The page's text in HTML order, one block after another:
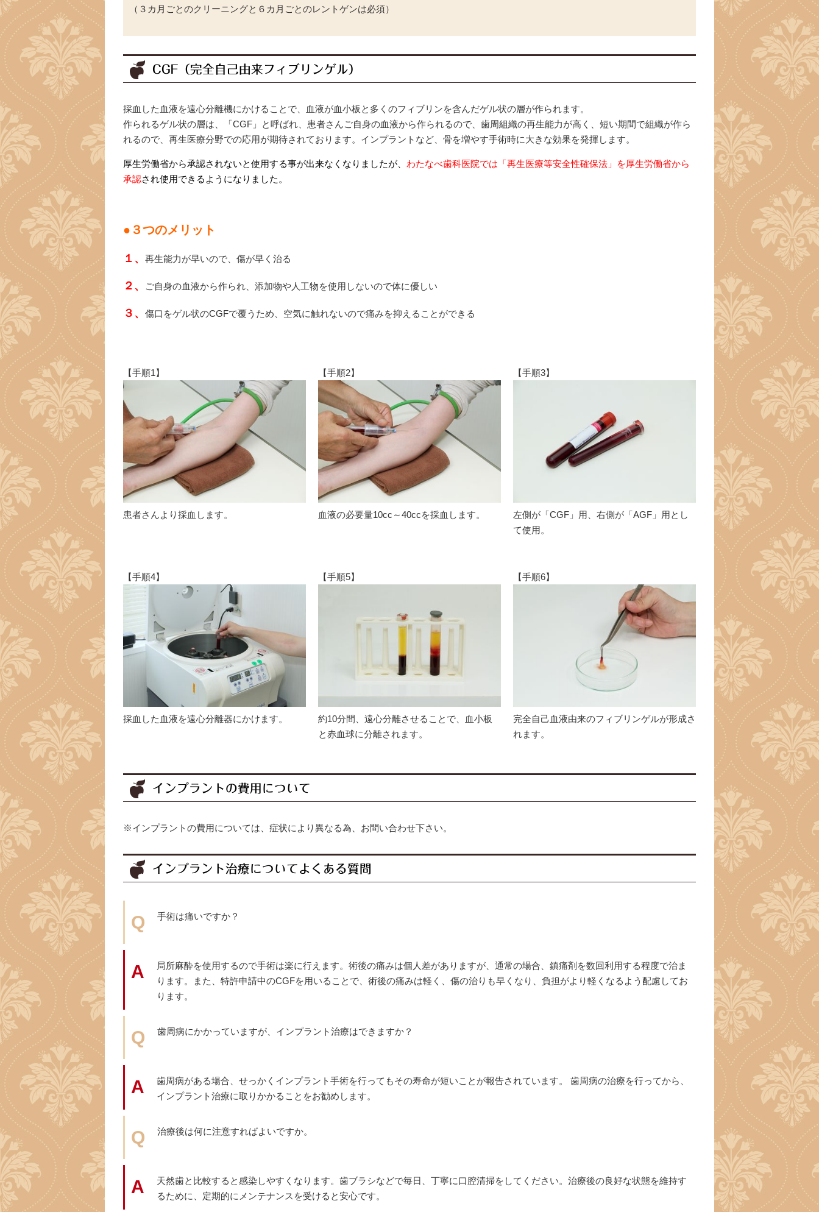
（３カ月ごとのクリーニングと６カ月ごとのレントゲンは必須）
CGF（完全自己由来フィブリンゲル）
採血した血液を遠心分離機にかけることで、血液が血小板と多くのフィブリンを含んだゲル状の層が作られます。
作られるゲル状の層は、「CGF」と呼ばれ、患者さんご自身の血液から作られるので、歯周組織の再生能力が高く、短い期間で組織が作ら
れるので、再生医療分野での応用が期待されております。インプラントなど、骨を増やす手術時に大きな効果を発揮します。
厚生労働省から承認されないと使用する事が出来なくなりましたが、 わたなべ歯科医院では「再生医療等安全性確保法」を厚生労働省から
承認され使用できるようになりました。
●３つのメリット
１、 再生能力が早いので、傷が早く治る
２、 ご自身の血液から作られ、添加物や人工物を使用しないので体に優しい
３、 傷口をゲル状のCGFで覆うため、空気に触れないので痛みを抑えることができる
【手順1】
患者さんより採血します。
【手順2】
血液の必要量10cc～40ccを採血します。
【手順3】
左側が「CGF」用、右側が「AGF」用とし
て使用。
【手順4】
採血した血液を遠心分離器にかけます。
【手順5】
約10分間、遠心分離させることで、血小板
と赤血球に分離されます。
【手順6】
完全自己血液由来のフィブリンゲルが形成さ
れます。
インプラントの費用について
※インプラントの費用については、症状により異なる為、お問い合わせ下さい。
インプラント治療についてよくある質問
Q 手術は痛いですか？
A
局所麻酔を使用するので手術は楽に行えます。術後の痛みは個人差がありますが、通常の場合、鎮痛剤を数回利用する程度で治ま
ります。また、特許申請中のCGFを用いることで、術後の痛みは軽く、傷の治りも早くなり、負担がより軽くなるよう配慮してお
ります。
Q 歯周病にかかっていますが、インプラント治療はできますか？
A
歯周病がある場合、せっかくインプラント手術を行ってもその寿命が短いことが報告されています。 歯周病の治療を行ってから、
インプラント治療に取りかかることをお勧めします。
Q 治療後は何に注意すればよいですか。
A
天然歯と比較すると感染しやすくなります。歯ブラシなどで毎日、丁寧に口腔清掃をしてください。治療後の良好な状態を維持す
るために、定期的にメンテナンスを受けると安心です。